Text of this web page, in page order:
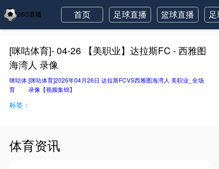
首页 足球直播 篮球直播
[咪咕体育]- 04-26 【美职业】达拉斯FC - 西雅图
海湾人 录像
咪咕体
育
[咪咕体育]2026年04月26日 达拉斯FCVS西雅图海湾人 美职业_全场
录像【视频集锦】
标签：
体育资讯